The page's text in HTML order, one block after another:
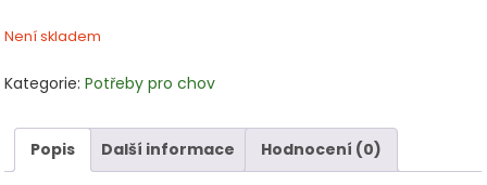
Není skladem
Kategorie:Potřeby pro chov
Popis Další informace Hodnocení (0)